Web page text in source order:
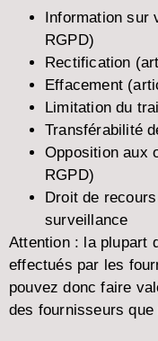
Information sur
RGPD)
Rectification
Effacement
Limitation du
Transférabilité
Opposition aux
RGPD)
Droit de
surveillance
Attention : la plupart
effectués par les
pouvez donc faire
des fournisseurs